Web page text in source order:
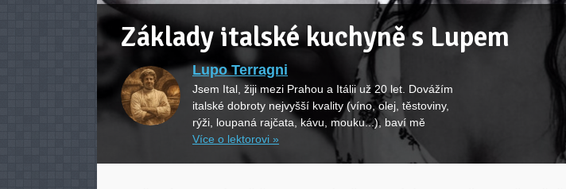
Základy italské kuchyně s Lupem
Lupo Terragni
Jsem Ital, žiji mezi Prahou a Itálii už 20 let. Dovážím
italské dobroty nejvyšší kvality (víno, olej, těstoviny,
rýži, loupaná rajčata, kávu, mouku...), baví mě
Více o lektorovi »